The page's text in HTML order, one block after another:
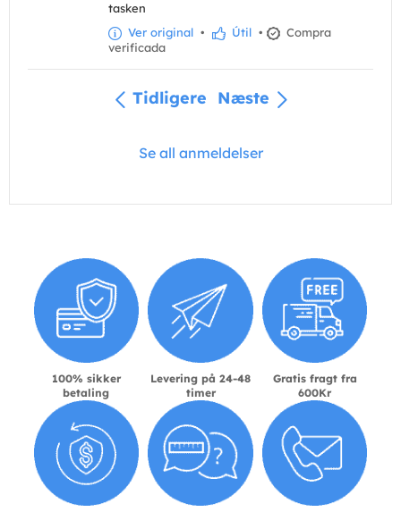
tasken
Ver original • Útil •
Compra
verificada
Tidligere Næste
Se all anmeldelser
100% sikker
betaling
Levering på 24-48
timer
Gratis fragt fra
600Kr